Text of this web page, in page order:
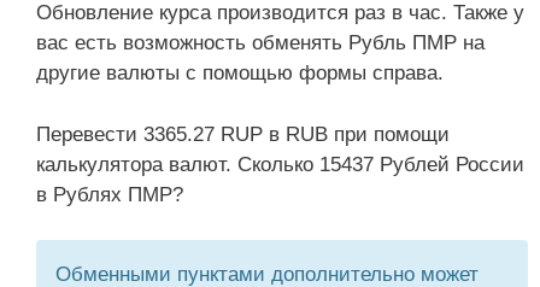
Обновление курса производится раз в час. Также у
вас есть возможность обменять Рубль ПМР на
другие валюты с помощью формы справа.
Перевести 3365.27 RUP в RUB при помощи
калькулятора валют. Сколько 15437 Рублей России
в Рублях ПМР?
Обменными пунктами дополнительно может